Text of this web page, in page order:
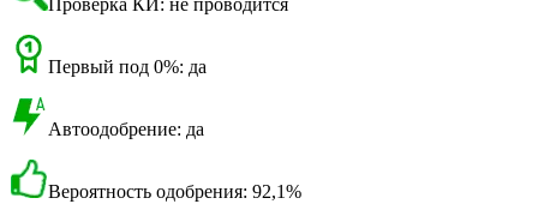
Проверка КИ: не проводится
Первый под 0%: да
Автоодобрение: да
Вероятность одобрения: 92,1%